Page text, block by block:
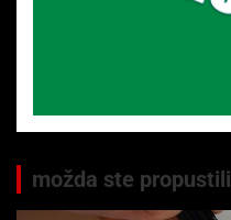
možda ste propustili